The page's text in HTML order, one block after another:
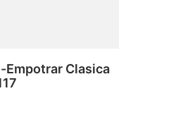
Empotrar Clasica